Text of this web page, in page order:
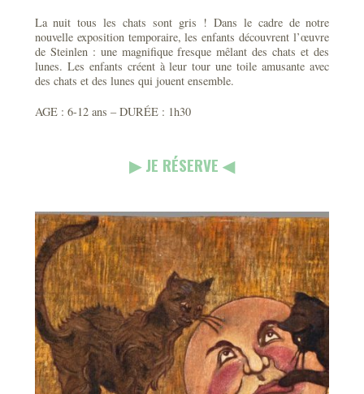
La nuit tous les chats sont gris ! Dans le cadre de notre
nouvelle exposition temporaire, les enfants découvrent l’œuvre
de Steinlen : une magnifique fresque mêlant des chats et des
lunes. Les enfants créent à leur tour une toile amusante avec
des chats et des lunes qui jouent ensemble.
AGE : 6-12 ans – DURÉE : 1h30
▶︎ JE RÉSERVE ◀︎